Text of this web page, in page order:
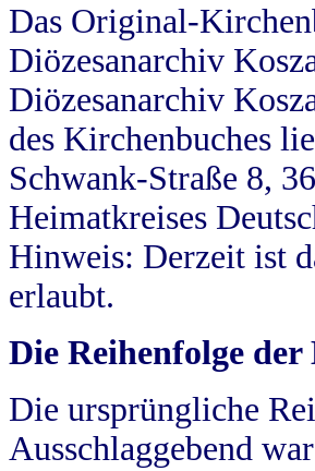
Das Original-
Diözesanarchiv
Diözesanarchiv
des Kirchenbuches
Schwank-Straße 8,
Heimatkreises
Hinweis: Derzeit ist
erlaubt.
Die Reihenfolge
Die ursprüngliche
Ausschlaggebend